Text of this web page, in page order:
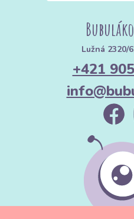
Lužná 2320/
+421